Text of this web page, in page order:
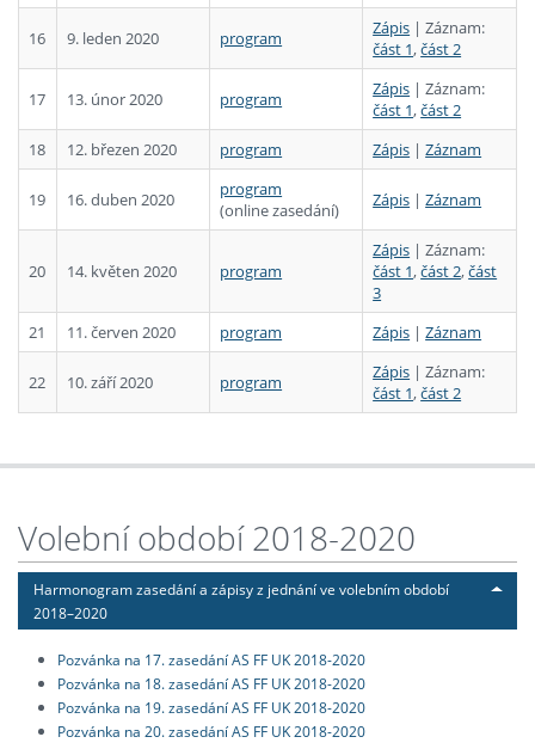
16 9. leden 2020 program Zápis | Záznam:
část 1,část 2
17 13. únor 2020 program Zápis | Záznam:
část 1,část 2
18
12. březen 2020 program Zápis |Záznam
19 16. duben 2020
program
(online zasedání)
Zápis |Záznam
20 14. květen 2020 program
Zápis | Záznam:
část 1,část 2,část
3
21
11. červen 2020 program Zápis |Záznam
22 10. září 2020 program Zápis | Záznam:
část 1,část 2
Volební období 2018-2020
Harmonogram zasedání a zápisy z jednání ve volebním období
2018–2020
Pozvánka na 17. zasedání AS FF UK 2018-2020
Pozvánka na 18. zasedání AS FF UK 2018-2020
Pozvánka na 19. zasedání AS FF UK 2018-2020
Pozvánka na 20. zasedání AS FF UK 2018-2020